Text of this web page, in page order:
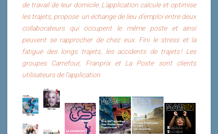
de travail de leur domicile. L’application calcule et optimise
les trajets, propose un échange de lieu d’emploi entre deux
collaborateurs qui occupent le même poste et ainsi
peuvent se rapprocher de chez eux. Fini le stress et la
fatigue des longs trajets, les accidents de trajets ! Les
groupes Carrefour, Franprix et La Poste sont clients
utilisateurs de l’application.